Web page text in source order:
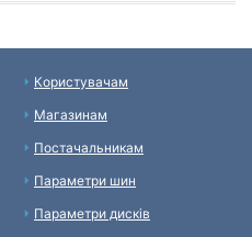
Користувачам
Магазинам
Постачальникам
Параметри шин
Параметри дисків